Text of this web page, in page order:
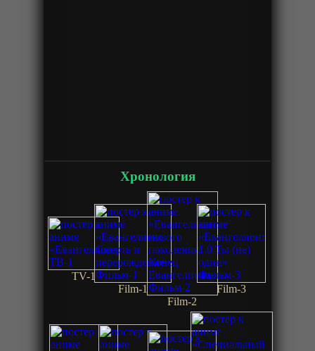
Хронология
TV-1
Film-1
Film-2
Film-3